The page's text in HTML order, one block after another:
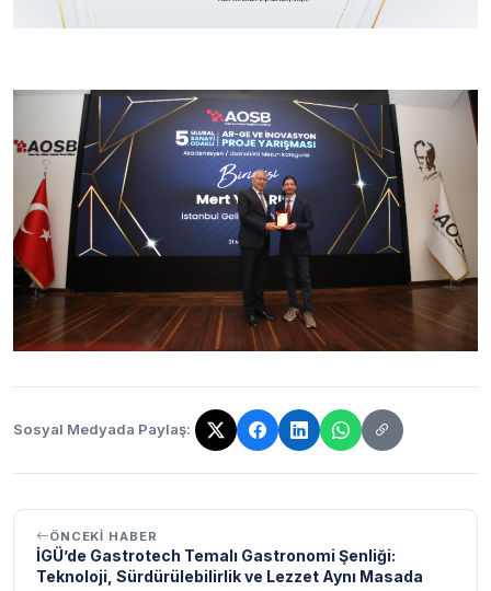
Sosyal Medyada Paylaş:
Bağlantı kopyalandı!
ÖNCEKI HABER
İGÜ’de Gastrotech Temalı Gastronomi Şenliği:
Teknoloji, Sürdürülebilirlik ve Lezzet Aynı Masada